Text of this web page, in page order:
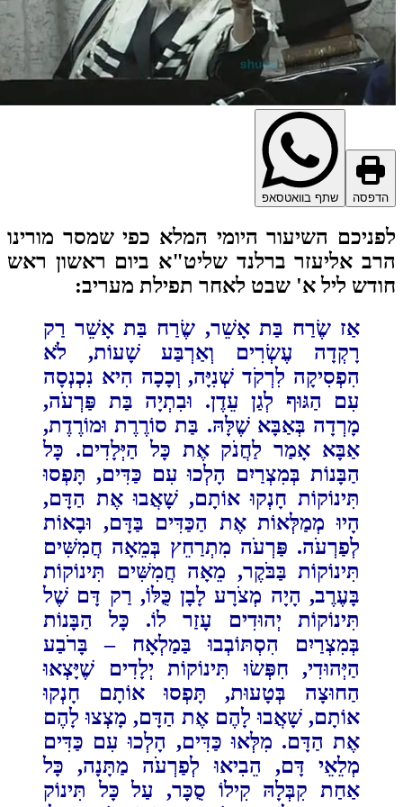
שתף בוואטסאפ
השיעור היומי המלא כפי שמסר מורינו
אליעזר ברלנד שליט"א ביום ראשון ראש
ליל א' שבט לאחר תפילת מעריב:
אַז שֶׂרַח בַּת אָשֵׁר, שֶׂרַח בַּת אָשֵׁר רַק
רָקְדָה עֶשְׂרִים וְאַרְבַּע שָׁעוֹת, לֹא
הִפְסִיקָה לִרְקֹד‎ ‎שְׁנִיָּה, ‏‏וְכָכָה הִיא נִכְנְסָה
עִם הַגּוּף לְגַן עֵדֶן. וּבִתְיָה בַּת פַּרְעֹה,
מָרְדָה בְּאַבָּא שֶׁלָּהּ. בַּת סוֹרֶרֶת וּמוֹרֶדֶת,
‏‏אַבָּא אָמַר לַחֲנֹק אֶת כָּל הַיְּלָדִים. כָּל
הַבָּנוֹת בְּמִצְרַיִם הָלְכוּ עִם כַּדִּים, תָּפְסוּ
תִּינוֹקוֹת חָנְקוּ ‏‏אוֹתָם, שָׁאֲבוּ אֶת הַדָּם,
הָיוּ מְמַלְּאוֹת אֶת הַכַּדִּים בַּדָּם, וּבָאוֹת
לְפַרְעֹה. פַּרְעֹה מִתְרַחֵץ בְּמֵאָה ‏‏חֲמִשִּׁים
תִּינוֹקוֹת בַּבֹּקֶר, מֵאָה חֲמִשִּׁים תִּינוֹקוֹת
בָּעֶרֶב, הָיָה מְצֹרָע לָבָן כֻּלּוֹ, רַק דָּם שֶׁל
‏תִּינוֹקוֹת ‏יְהוּדִים עָזַר לוֹ. כָּל הַבָּנוֹת
בְּמִצְרַיִם הִסְתּוֹבְבוּ בַּמַלְאָח – בָּרֹבַע
הַיְּהוּדִי, חִפְּשׂוּ תִּינוֹקוֹת ‏יְלָדִים ‏שֶׁיָּצְאוּ
הַחוּצָה בְּטָעוּת, תָּפְסוּ אוֹתָם חָנְקוּ
אוֹתָם, שָׁאֲבוּ לָהֶם אֶת הַדָּם, מָצְצוּ לָהֶם
אֶת ‏הַדָּם. ‏מִלְּאוּ כַּדִּים, הָלְכוּ עִם כַּדִּים
מְלֵאֵי דָּם, הֵבִיאוּ לְפַרְעֹה מַתָּנָה, כָּל
אַחַת קִבְּלָהּ קִילוֹ סֻכָּר, ‏עַל כָּל ‏תִּינוֹק